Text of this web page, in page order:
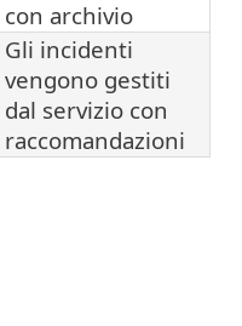
con archivio
Gli incidenti
vengono gestiti
dal servizio con
raccomandazioni